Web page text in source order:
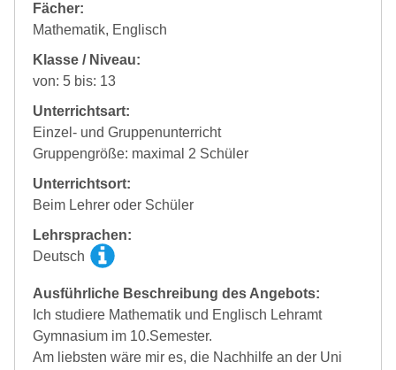
Fächer:
Mathematik, Englisch
Klasse / Niveau:
von: 5 bis: 13
Unterrichtsart:
Einzel- und Gruppenunterricht
Gruppengröße: maximal 2 Schüler
Unterrichtsort:
Beim Lehrer oder Schüler
Lehrsprachen:
Deutsch
Ausführliche Beschreibung des Angebots:
Ich studiere Mathematik und Englisch Lehramt
Gymnasium im 10.Semester.
Am liebsten wäre mir es, die Nachhilfe an der Uni